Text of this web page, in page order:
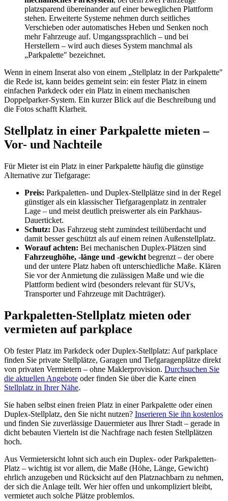
platzsparend übereinander auf einer beweglichen Plattform
stehen. Erweiterte Systeme nehmen durch seitliches
Verschieben oder automatisches Heben und Senken noch
mehr Fahrzeuge auf. Umgangssprachlich – und bei
Herstellern – wird auch dieses System manchmal als
„Parkpalette" bezeichnet.
Wenn in einem Inserat also von einem „Stellplatz in der Parkpalette"
die Rede ist, kann beides gemeint sein: ein fester Platz in einem
einfachen Parkdeck oder ein Platz in einem mechanischen
Doppelparker-System. Ein kurzer Blick auf die Beschreibung und
die Fotos schafft Klarheit.
Stellplatz in einer Parkpalette mieten –
Vor- und Nachteile
Für Mieter ist ein Platz in einer Parkpalette häufig die günstige
Alternative zur Tiefgarage:
Preis: Parkpaletten- und Duplex-Stellplätze sind in der Regel
günstiger als ein klassischer Tiefgaragenplatz in zentraler
Lage – und meist deutlich preiswerter als ein Parkhaus-
Dauerticket.
Schutz: Das Fahrzeug steht zumindest teilüberdacht und
damit besser geschützt als auf einem reinen Außenstellplatz.
Worauf achten: Bei mechanischen Duplex-Plätzen sind
Fahrzeughöhe, -länge und -gewicht begrenzt – der obere
und der untere Platz haben oft unterschiedliche Maße. Klären
Sie vor der Anmietung die zulässigen Maße und wie die
Plattform bedient wird (besonders relevant für SUVs,
Transporter und Fahrzeuge mit Dachträger).
Parkpaletten-Stellplatz mieten oder
vermieten auf parkplace
Ob fester Platz im Parkdeck oder Duplex-Stellplatz: Auf parkplace
finden Sie private Stellplätze, Garagen und Tiefgaragenplätze direkt
von privaten Vermietern – ohne Maklerprovision. Durchsuchen Sie
die aktuellen Angebote oder finden Sie über die Karte einen
Stellplatz in Ihrer Nähe.
Sie haben selbst einen freien Platz in einer Parkpalette oder einen
Duplex-Stellplatz, den Sie nicht nutzen? Inserieren Sie ihn kostenlos
und finden Sie zuverlässige Dauermieter aus Ihrer Stadt – gerade in
dicht bebauten Vierteln ist die Nachfrage nach festen Stellplätzen
hoch.
Aus Vermietersicht lohnt sich auch ein Duplex- oder Parkpaletten-
Platz – wichtig ist vor allem, die Maße (Höhe, Länge, Gewicht)
ehrlich anzugeben und Rücksicht auf den Platznachbarn zu nehmen,
der sich die Anlage teilt. Wer hier offen und unkompliziert bleibt,
vermietet auch solche Plätze problemlos.